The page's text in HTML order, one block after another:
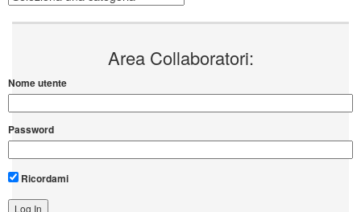
Area Collaboratori:
Nome utente
Password
Ricordami